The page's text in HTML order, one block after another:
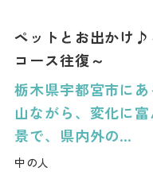
ペットとお出かけ♪
コース往復～
栃木県宇都宮市に
山ながら、変化に
景で、県内外の…
中の人